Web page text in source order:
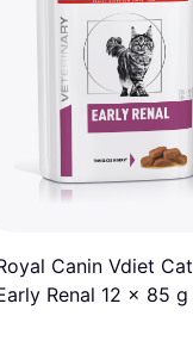
Canin Vdiet Cat
Renal 12 x 85 g